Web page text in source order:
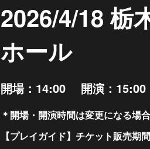
2026/4/18 栃
ホール
開場：14:00 開演：15:00
＊開場・開演時間は変更になる場
【プレイガイド】チケット販売期